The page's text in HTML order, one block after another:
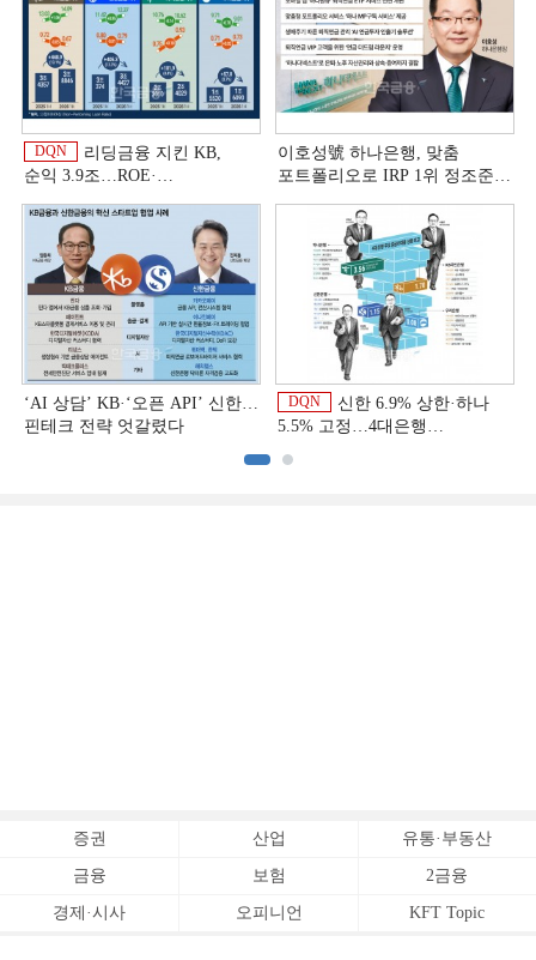
DQN
리딩금융 지킨 KB,
순익 3.9조…ROE·
상반기 금융 리그테이블]
이호성號 하나은행, 맞춤
포트폴리오로 IRP 1위 정조준
‘AI 상담’ KB·‘오픈 API’ 신한…
핀테크 전략 엇갈렸다
DQN
신한 6.9% 상한·하나
5.5% 고정…4대은행
증권 산업 유통·부동산
금융 보험 2금융
경제·시사 오피니언 KFT Topic